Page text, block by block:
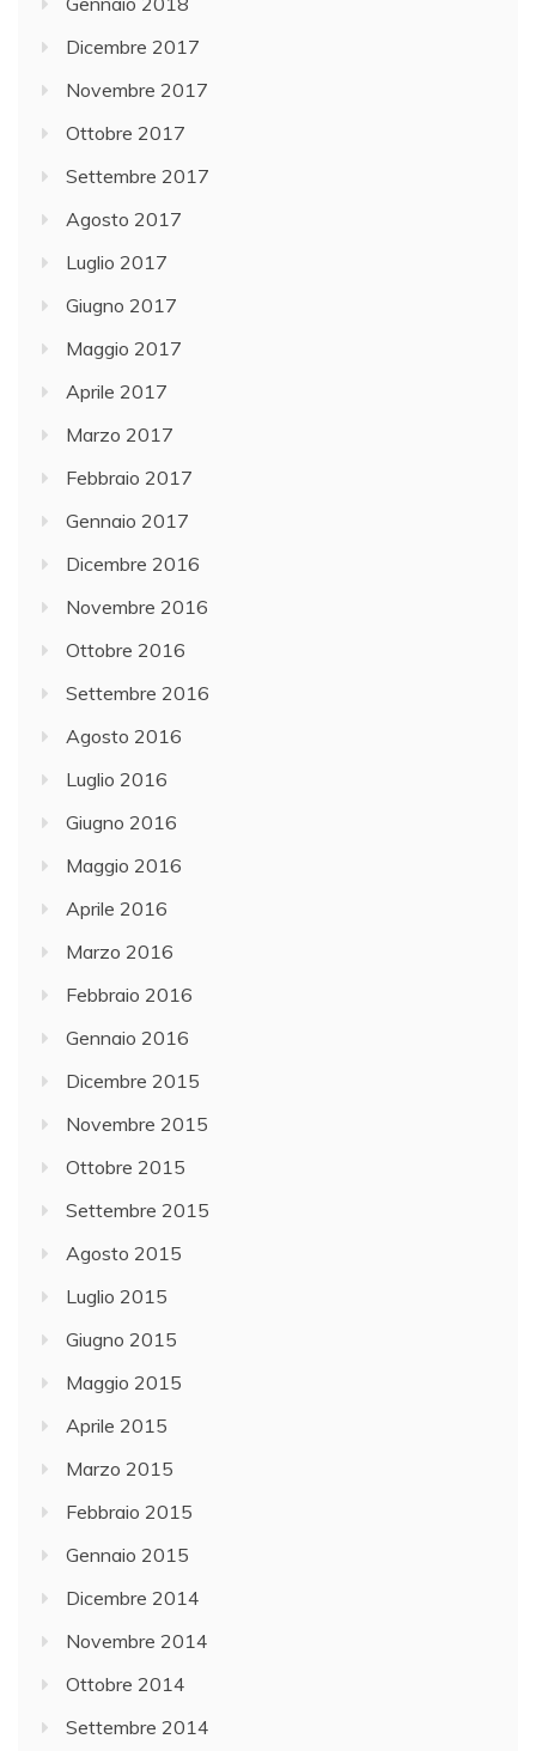
Dicembre 2017
Novembre 2017
Ottobre 2017
Settembre 2017
Agosto 2017
Luglio 2017
Giugno 2017
Maggio 2017
Aprile 2017
Marzo 2017
Febbraio 2017
Gennaio 2017
Dicembre 2016
Novembre 2016
Ottobre 2016
Settembre 2016
Agosto 2016
Luglio 2016
Giugno 2016
Maggio 2016
Aprile 2016
Marzo 2016
Febbraio 2016
Gennaio 2016
Dicembre 2015
Novembre 2015
Ottobre 2015
Settembre 2015
Agosto 2015
Luglio 2015
Giugno 2015
Maggio 2015
Aprile 2015
Marzo 2015
Febbraio 2015
Gennaio 2015
Dicembre 2014
Novembre 2014
Ottobre 2014
Settembre 2014